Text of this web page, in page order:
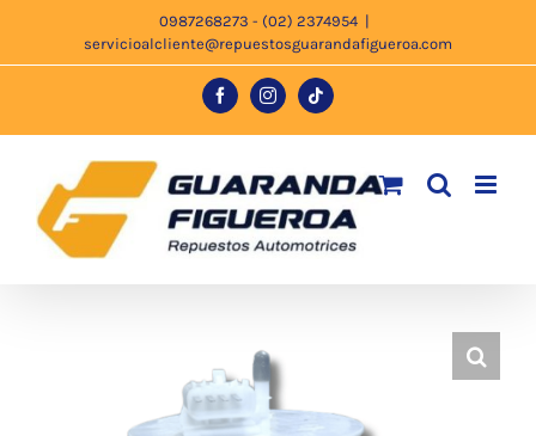
0987268273 - (02) 2374954 |
servicioalcliente@repuestosguarandafigueroa.com
FacebookInstagramTiktok